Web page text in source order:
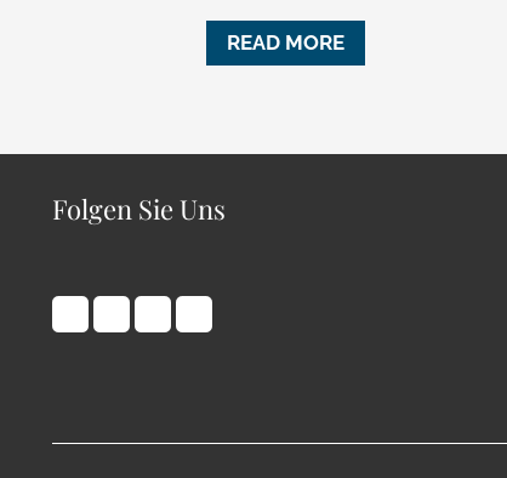
READ MORE
Folgen Sie Uns